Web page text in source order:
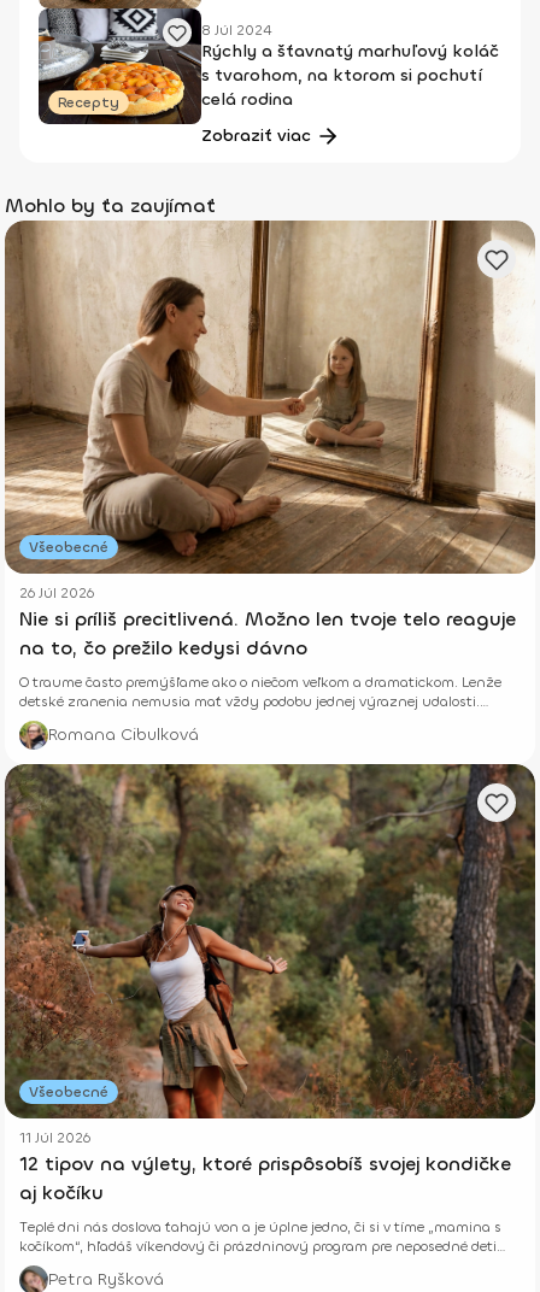
Recepty
8 Júl 2024
Rýchly a šťavnatý marhuľový koláč
s tvarohom, na ktorom si pochutí
celá rodina
Zobraziť viac
Mohlo by ťa zaujímať
Všeobecné
26 Júl 2026
Nie si príliš precitlivená. Možno len tvoje telo reaguje
na to, čo prežilo kedysi dávno
O traume často premýšľame ako o niečom veľkom a dramatickom. Lenže
detské zranenia nemusia mať vždy podobu jednej výraznej udalosti.
Niekedy rastú potichu.
Romana Cibulková
Všeobecné
11 Júl 2026
12 tipov na výlety, ktoré prispôsobíš svojej kondičke
aj kočíku
Teplé dni nás doslova ťahajú von a je úplne jedno, či si v tíme „mamina s
kočíkom“, hľadáš víkendový či prázdninový program pre neposedné deti
alebo si len chceš vyvetrať hlavu s kamoškou, či partnerom.
Petra Ryšková